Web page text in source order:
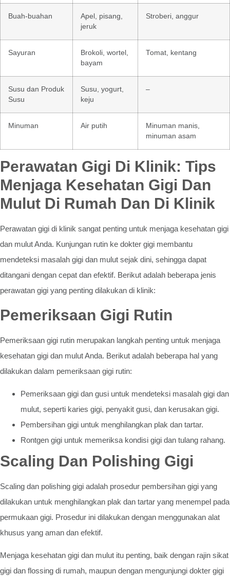
Buah-buahan
Apel, pisang,
jeruk
Stroberi, anggur
Sayuran
Brokoli, wortel,
bayam
Tomat, kentang
Susu dan Produk
Susu
Susu, yogurt,
keju
–
Minuman Air putih
Minuman manis,
minuman asam
Perawatan Gigi Di Klinik: Tips
Menjaga Kesehatan Gigi Dan
Mulut Di Rumah Dan Di Klinik
Perawatan gigi di klinik sangat penting untuk menjaga kesehatan gigi
dan mulut Anda. Kunjungan rutin ke dokter gigi membantu
mendeteksi masalah gigi dan mulut sejak dini, sehingga dapat
ditangani dengan cepat dan efektif. Berikut adalah beberapa jenis
perawatan gigi yang penting dilakukan di klinik:
Pemeriksaan Gigi Rutin
Pemeriksaan gigi rutin merupakan langkah penting untuk menjaga
kesehatan gigi dan mulut Anda. Berikut adalah beberapa hal yang
dilakukan dalam pemeriksaan gigi rutin:
Pemeriksaan gigi dan gusi untuk mendeteksi masalah gigi dan
mulut, seperti karies gigi, penyakit gusi, dan kerusakan gigi.
Pembersihan gigi untuk menghilangkan plak dan tartar.
Rontgen gigi untuk memeriksa kondisi gigi dan tulang rahang.
Scaling Dan Polishing Gigi
Scaling dan polishing gigi adalah prosedur pembersihan gigi yang
dilakukan untuk menghilangkan plak dan tartar yang menempel pada
permukaan gigi. Prosedur ini dilakukan dengan menggunakan alat
khusus yang aman dan efektif.
Menjaga kesehatan gigi dan mulut itu penting, baik dengan rajin sikat
gigi dan flossing di rumah, maupun dengan mengunjungi dokter gigi